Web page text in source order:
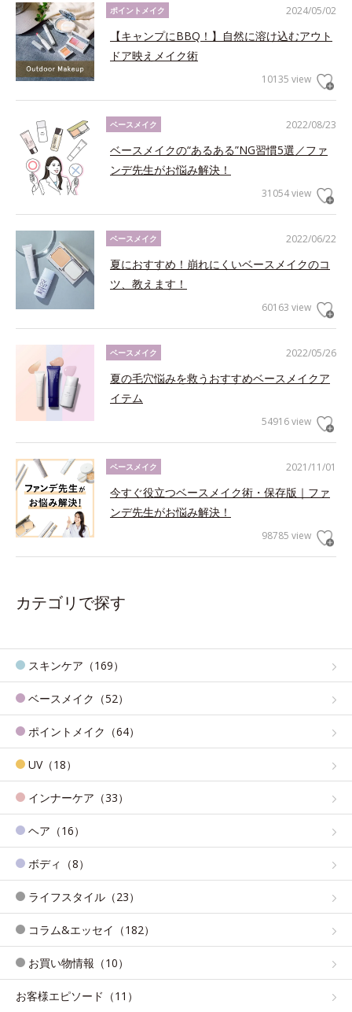
2024/05/02
ポイントメイク
【キャンプにBBQ！】自然に溶け込むアウト
ドア映えメイク術
10135 view
2022/08/23
ベースメイク
ベースメイクの“あるある”NG習慣5選／ファ
ンデ先生がお悩み解決！
31054 view
2022/06/22
ベースメイク
夏におすすめ！崩れにくいベースメイクのコ
ツ、教えます！
60163 view
2022/05/26
ベースメイク
夏の毛穴悩みを救うおすすめベースメイクア
イテム
54916 view
2021/11/01
ベースメイク
今すぐ役立つベースメイク術・保存版｜ファ
ンデ先生がお悩み解決！
98785 view
カテゴリで探す
スキンケア（169）
ベースメイク（52）
ポイントメイク（64）
UV（18）
インナーケア（33）
ヘア（16）
ボディ（8）
ライフスタイル（23）
コラム&エッセイ（182）
お買い物情報（10）
お客様エピソード（11）